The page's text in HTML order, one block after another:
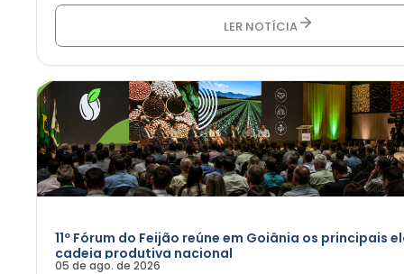
LER NOTÍCIA
11º Fórum do Feijão reúne em Goiânia os principais
cadeia produtiva nacional
05 de ago. de 2026